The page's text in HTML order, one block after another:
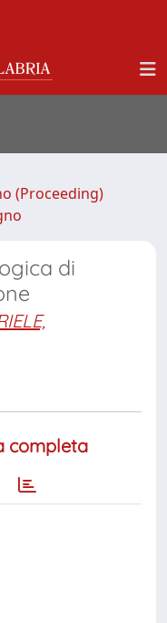
(Proceeding)
di
completa